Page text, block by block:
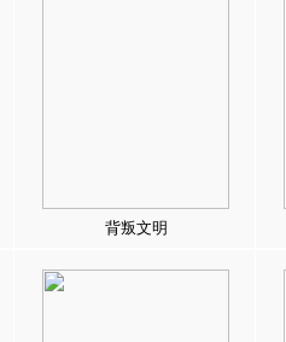
背叛文明